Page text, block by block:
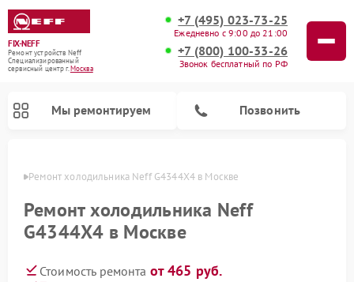
FIX-NEFF
Ремонт устройств Neff
Специализированный
cервисный центр г.Москва
+7 (495) 023-73-25
Ежедневно с 9:00 до 21:00
+7 (800) 100-33-26
Звонок бесплатный по РФ
Мы ремонтируем Позвонить
Ремонт холодильника Neff G4344X4 в Москве
Ремонт холодильника Neff
G4344X4 в Москве
Стоимость ремонта от 465 руб.